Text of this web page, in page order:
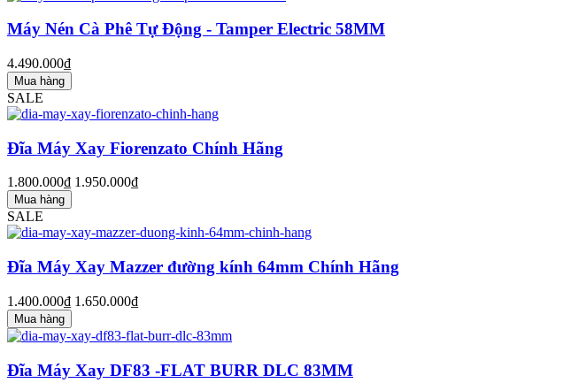
Máy Nén Cà Phê Tự Động - Tamper Electric 58MM
4.490.000₫
Mua hàng
SALE
Đĩa Máy Xay Fiorenzato Chính Hãng
1.800.000₫ 1.950.000₫
Mua hàng
SALE
Đĩa Máy Xay Mazzer đường kính 64mm Chính Hãng
1.400.000₫ 1.650.000₫
Mua hàng
Đĩa Máy Xay DF83 -FLAT BURR DLC 83MM